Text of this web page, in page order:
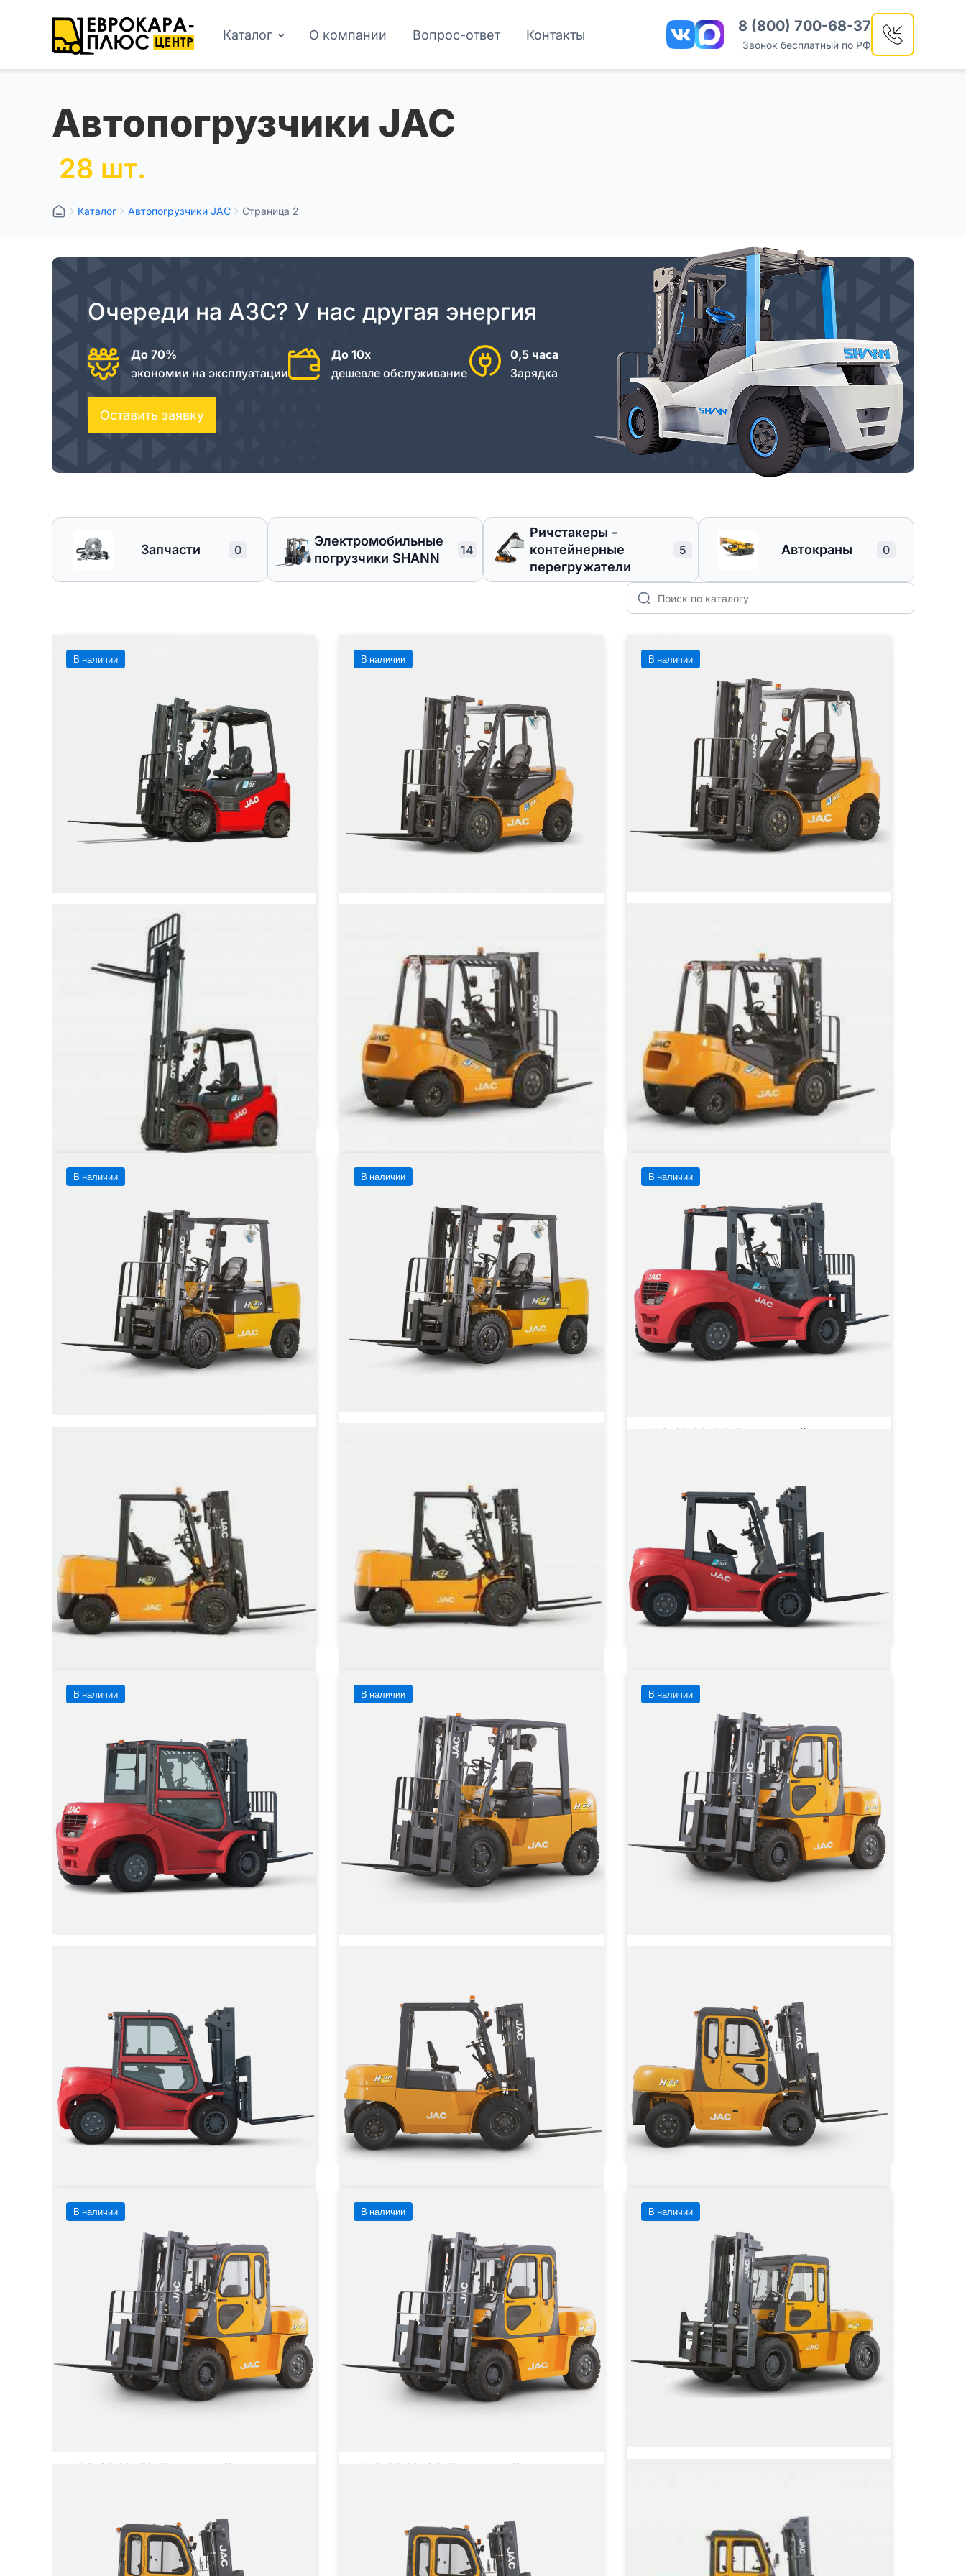
Каталог О компании Вопрос-ответ Контакты 8 (800) 700-68-37
Звонок бесплатный по РФ
Автопогрузчики JAC
28 шт.
Каталог Автопогрузчики JAC Страница 2
Очереди на АЗС? У нас другая энергия
До 70%
экономии на эксплуатации
До 10х
дешевле обслуживание
0,5 часа
Зарядка
Оставить заявку
Запчасти 0
Электромобильные
погрузчики SHANN
14
⁠Ричстакеры -
контейнерные
перегружатели
5 Автокраны 0
В наличии
JAC CPCD 25 Дизельный
вилочный погрузчик
Грузоподъёмность
1 303 020₽
Подробнее Заказать
В наличии
Грузоподъёмность
Тип двигателя
Дизельный
от 1 344 630 ₽
от1 344 630₽
Подробнее Заказать
В наличии
Грузоподъёмность
Тип двигателя
Дизельный
от 1 373 700 ₽
от1 373 700₽
Подробнее Заказать
В наличии
Тип двигателя
от 1 980 180 ₽
от 1 980 180 ₽
Подробнее Заказать
В наличии
Тип двигателя
Дизельный
от 2 350 000 ₽
от2 350 000 ₽
Подробнее Заказать
В наличии
JAC CPCD 50 Дизельный
Тип двигателя
от 4 729 860 ₽
от4 729 860 ₽
Подробнее Заказать
В наличии
JAC CPCD 50 Дизельный
Тип двигателя
Дизельный
от 4 907 700 ₽
от4 907 700₽
Подробнее Заказать
В наличии
JAC CPCD 50 mini Дизельный
Тип двигателя
Дизельный
от 4 100 580 ₽
от4 100 580₽
Подробнее Заказать
В наличии
JAC CPCD 60 Дизельный
Тип двигателя
от 4 618 140 ₽
от4 618 140₽
Подробнее Заказать
В наличии
JAC CPCD 70 Дизельный
Тип двигателя
от 4 683 120 ₽
В наличии
JAC CPCD 80 Дизельный
Тип двигателя
от 5 274 780 ₽
В наличии
Тип двигателя
Дизельный